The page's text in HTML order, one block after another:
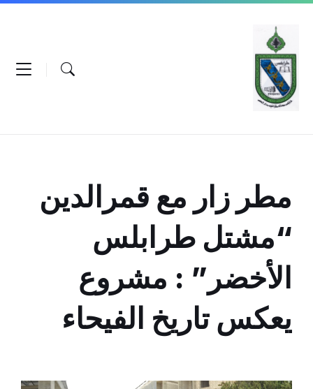
Skip
content
Skip
navigation
Skip
مطر زار مع قمرالدين
“مشتل طرابلس
الأخضر” : مشروع
يعكس تاريخ الفيحاء